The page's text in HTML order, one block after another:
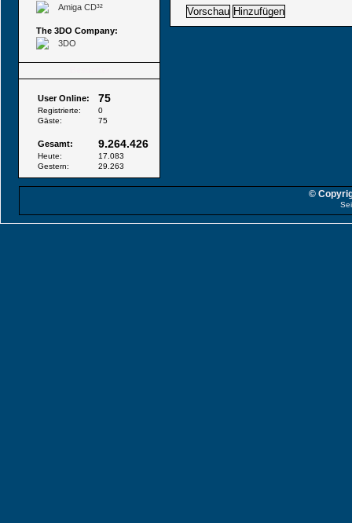
Amiga CD³²
The 3DO Company:
3DO
User Online: 75
Registrierte:
0
Gäste:
75
Gesamt: 9.264.426
Heute:
17.083
Gestern:
29.263
©